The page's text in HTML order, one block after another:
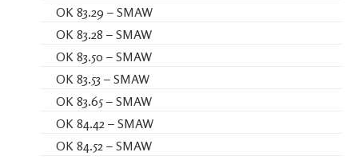
OK 83.29 – SMAW
OK 83.28 – SMAW
OK 83.50 – SMAW
OK 83.53 – SMAW
OK 83.65 – SMAW
OK 84.42 – SMAW
OK 84.52 – SMAW